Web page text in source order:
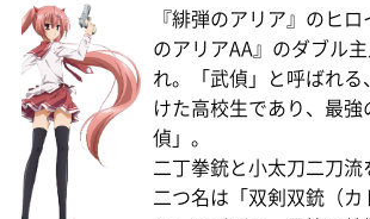
『緋弾のアリア』のヒ
のアリアAA』のダブル
れ。「武偵」と呼ばれ
けた高校生であり、最
偵」。
二丁拳銃と小太刀二刀流
二つ名は「双剣双銃（カ